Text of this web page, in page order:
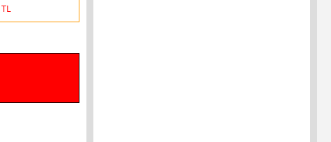
TL